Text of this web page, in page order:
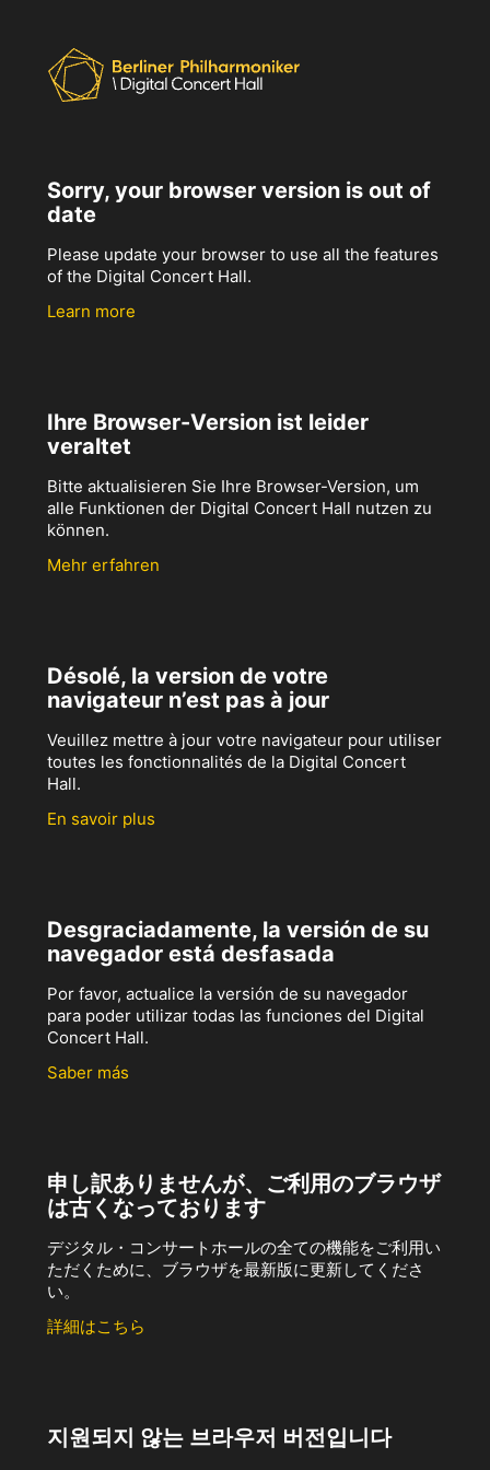
Sorry, your browser version is out of
date
Please update your browser to use all the features
of the Digital Concert Hall.
Learn more
Ihre Browser-Version ist leider
veraltet
Bitte aktualisieren Sie Ihre Browser-Version, um
alle Funktionen der Digital Concert Hall nutzen zu
können.
Mehr erfahren
Désolé, la version de votre
navigateur n’est pas à jour
Veuillez mettre à jour votre navigateur pour utiliser
toutes les fonctionnalités de la Digital Concert
Hall.
En savoir plus
Desgraciadamente, la versión de su
navegador está desfasada
Por favor, actualice la versión de su navegador
para poder utilizar todas las funciones del Digital
Concert Hall.
Saber más
申し訳ありませんが、ご利用のブラウザ
は古くなっております
デジタル・コンサートホールの全ての機能をご利用い
ただくために、ブラウザを最新版に更新してくださ
い。
詳細はこちら
지원되지 않는 브라우저 버전입니다